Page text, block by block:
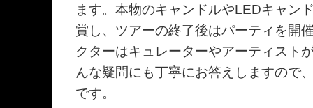
ます。本物のキャンドルやLEDキャン
賞し、ツアーの終了後はパーティを開
クターはキュレーターやアーティスト
んな疑問にも丁寧にお答えしますので
です。